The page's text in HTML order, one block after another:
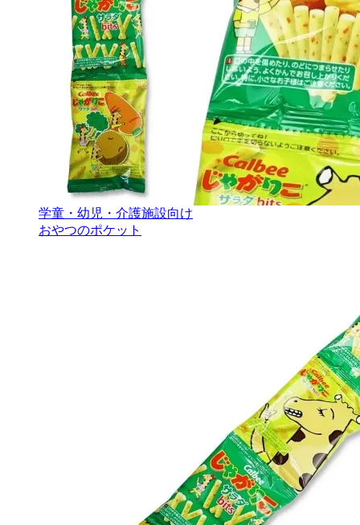
学童・幼児・介護施設向け
おやつのポケット